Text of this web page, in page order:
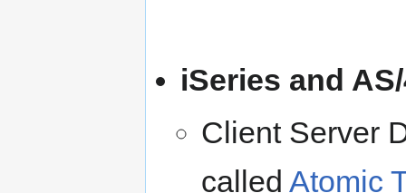
iSeries and
Client Server
called Atomic